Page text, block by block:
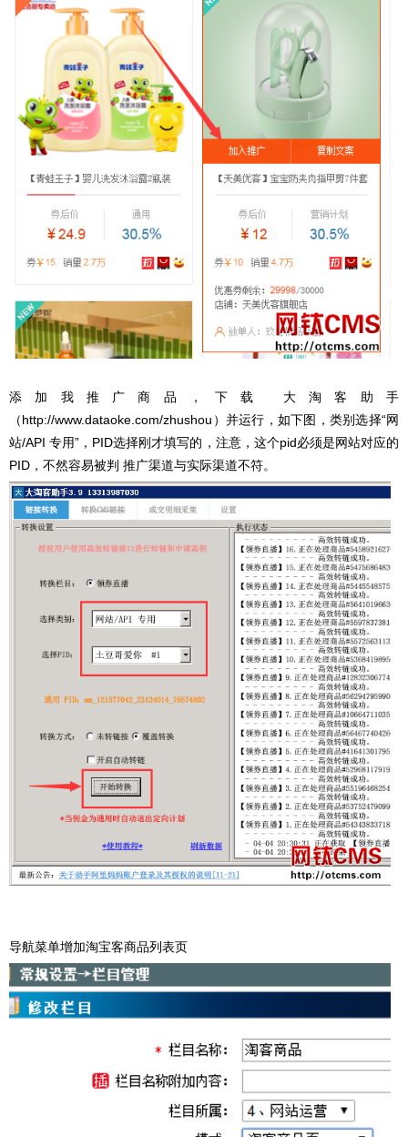
添加我推广商品，下载 大淘客助手
（http://www.dataoke.com/zhushou ）并运行，如下图，类别选择“网
站/API 专用”，PID选择刚才填写的，注意，这个pid必须是网站对应的
PID，不然容易被判 推广渠道与实际渠道不符。
导航菜单增加淘宝客商品列表页